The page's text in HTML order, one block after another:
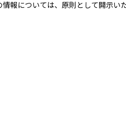
報については、原則として開示い